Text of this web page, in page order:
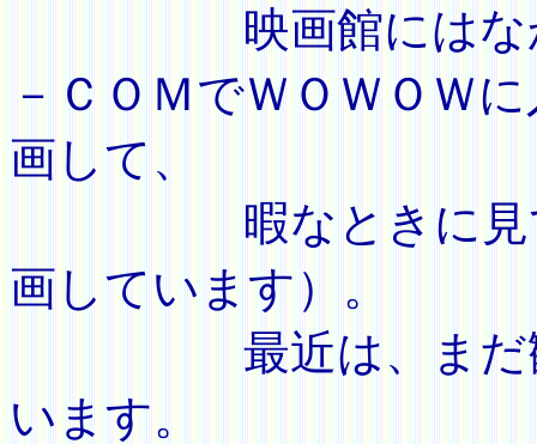
映画館にはなかな
－ＣＯＭでＷＯＷＯＷ
画して、
暇なときに見てい
画しています）。
最近は、まだ観て
います。